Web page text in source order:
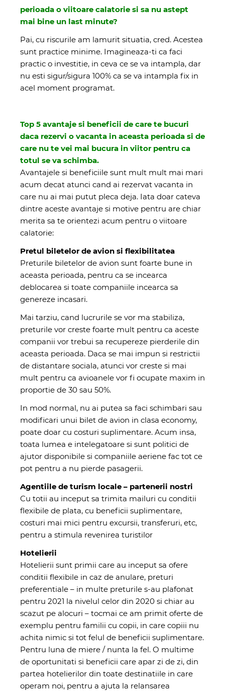
perioada o viitoare calatorie si sa nu astept
mai bine un last minute?
Pai, cu riscurile am lamurit situatia, cred. Acestea
sunt practice minime. Imagineaza-ti ca faci
practic o investitie, in ceva ce se va intampla, dar
nu esti sigur/sigura 100% ca se va intampla fix in
acel moment programat.
Top 5 avantaje si beneficii de care te bucuri
daca rezervi o vacanta in aceasta perioada si de
care nu te vei mai bucura in viitor pentru ca
totul se va schimba.
Avantajele si beneficiile sunt mult mult mai mari
acum decat atunci cand ai rezervat vacanta in
care nu ai mai putut pleca deja. Iata doar cateva
dintre aceste avantaje si motive pentru are chiar
merita sa te orientezi acum pentru o viitoare
calatorie:
Pretul biletelor de avion si flexibilitatea
Preturile biletelor de avion sunt foarte bune in
aceasta perioada, pentru ca se incearca
deblocarea si toate companiile incearca sa
genereze incasari.
Mai tarziu, cand lucrurile se vor ma stabiliza,
preturile vor creste foarte mult pentru ca aceste
companii vor trebui sa recupereze pierderile din
aceasta perioada. Daca se mai impun si restrictii
de distantare sociala, atunci vor creste si mai
mult pentru ca avioanele vor fi ocupate maxim in
proportie de 30 sau 50%.
In mod normal, nu ai putea sa faci schimbari sau
modificari unui bilet de avion in clasa economy,
poate doar cu costuri suplimentare. Acum insa,
toata lumea e intelegatoare si sunt politici de
ajutor disponibile si companiile aeriene fac tot ce
pot pentru a nu pierde pasagerii.
Agentiile de turism locale – partenerii nostri
Cu totii au inceput sa trimita mailuri cu conditii
flexibile de plata, cu beneficii suplimentare,
costuri mai mici pentru excursii, transferuri, etc,
pentru a stimula revenirea turistilor
Hotelierii
Hotelierii sunt primii care au inceput sa ofere
conditii flexibile in caz de anulare, preturi
preferentiale – in multe preturile s-au plafonat
pentru 2021 la nivelul celor din 2020 si chiar au
scazut pe alocuri – tocmai ce am primit oferte de
exemplu pentru familii cu copii, in care copiii nu
achita nimic si tot felul de beneficii suplimentare.
Pentru luna de miere / nunta la fel. O multime
de oportunitati si beneficii care apar zi de zi, din
partea hotelierilor din toate destinatiile in care
operam noi, pentru a ajuta la relansarea